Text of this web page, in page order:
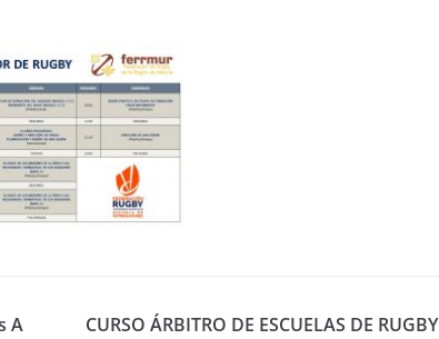
A
CURSO ÁRBITRO DE ESCUELAS DE RUGBY